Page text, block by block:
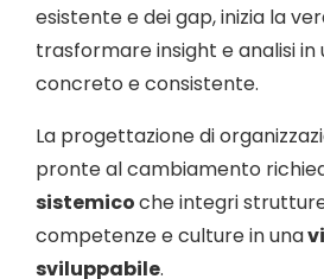
esistente e dei gap, inizia la
trasformare insight e analisi
concreto e consistente.
La progettazione di
pronte al cambiamento
sistemicoche integri
competenze e culture in una
sviluppabile.